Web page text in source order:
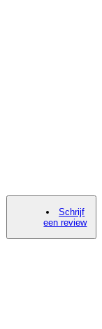
Schrijf
een review